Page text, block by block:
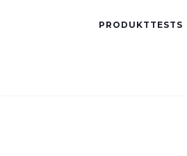
PRODUKTTESTS